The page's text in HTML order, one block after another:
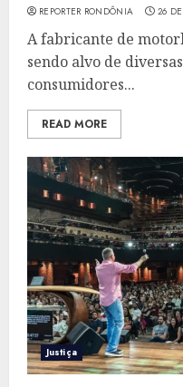
REPORTER RONDÔNIA 26
A fabricante de
sendo alvo de
consumidores...
READ MORE
Justiça